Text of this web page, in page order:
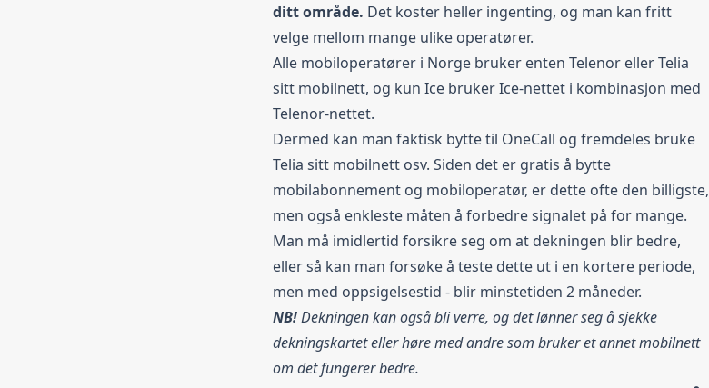
ditt område. Det koster heller ingenting, og man kan fritt
velge mellom mange ulike operatører.
Alle mobiloperatører i Norge bruker enten Telenor eller Telia
sitt mobilnett, og kun Ice bruker Ice-nettet i kombinasjon med
Telenor-nettet.
Dermed kan man faktisk bytte til OneCall og fremdeles bruke
Telia sitt mobilnett osv. Siden det er gratis å bytte
mobilabonnement og mobiloperatør, er dette ofte den billigste,
men også enkleste måten å forbedre signalet på for mange.
Man må imidlertid forsikre seg om at dekningen blir bedre,
eller så kan man forsøke å teste dette ut i en kortere periode,
men med oppsigelsestid - blir minstetiden 2 måneder.
NB!Dekningen kan også bli verre, og det lønner seg å sjekke
dekningskartet eller høre med andre som bruker et annet mobilnett
om det fungerer bedre.